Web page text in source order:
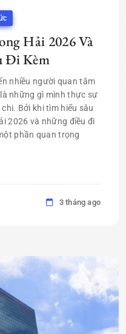
Hải 2026 Và
Đi Kèm
nhiều người quan tâm
những gì mình thực sự
Bởi khi tìm hiểu sâu
2026 và những điều đi
phần quan trọng
3 tháng ago